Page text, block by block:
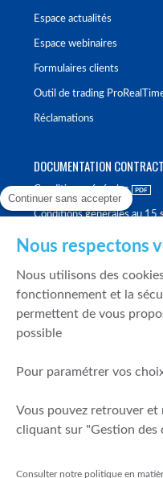
Espace actualités
Espace webinaires
Formulaires clients
Outil de trading
Réclamations
DOCUMENTATION
Conditions générales
Conditions générales au
Politique de meilleure
Politique de durabilité
Fonds de garantie des
Mentions légales
Prévention de la fraude
Continuer sans accepter
Nous respectons
Nous utilisons des
fonctionnement et la
permettent de vous
possible
Pour paramétrer vos
Vous pouvez retrouver et
cliquant sur "Gestion des
Consulter notre politique en